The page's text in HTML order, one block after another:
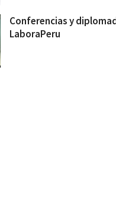
Conferencias y
LaboraPeru